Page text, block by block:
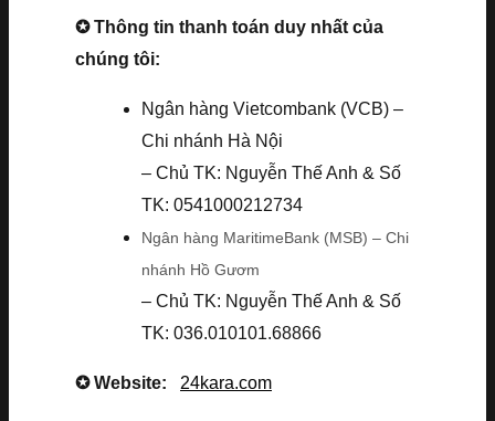
✪ Thông tin thanh toán duy nhất của
chúng tôi:
Ngân hàng Vietcombank (VCB) –
Chi nhánh Hà Nội
– Chủ TK: Nguyễn Thế Anh & Số
TK: 0541000212734
Ngân hàng MaritimeBank (MSB) – Chi
nhánh Hồ Gươm
– Chủ TK: Nguyễn Thế Anh & Số
TK: 036.010101.68866
✪ Website: 24kara.com